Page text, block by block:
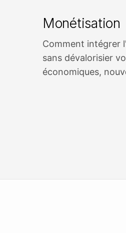
Monétisation
Comment intégrer
sans dévalorisier
économiques,